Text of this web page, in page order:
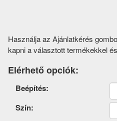
Használja az Ajánlatkérés
kapni a választott termékekkel
Elérhető opciók:
Termék
opciók
Beépítés:
Szín: